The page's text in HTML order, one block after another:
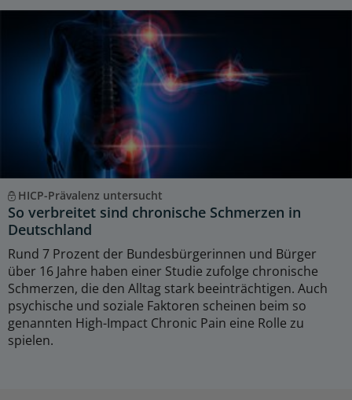
HICP-Prävalenz untersucht
So verbreitet sind chronische Schmerzen in
Deutschland
Rund 7 Prozent der Bundesbürgerinnen und Bürger
über 16 Jahre haben einer Studie zufolge chronische
Schmerzen, die den Alltag stark beeinträchtigen. Auch
psychische und soziale Faktoren scheinen beim so
genannten High-Impact Chronic Pain eine Rolle zu
spielen.